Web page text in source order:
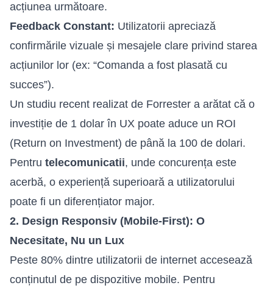
acțiunea următoare.
Feedback Constant: Utilizatorii apreciază
confirmările vizuale și mesajele clare privind starea
acțiunilor lor (ex: “Comanda a fost plasată cu
succes”).
Un studiu recent realizat de Forrester a arătat că o
investiție de 1 dolar în UX poate aduce un ROI
(Return on Investment) de până la 100 de dolari.
Pentru telecomunicatii, unde concurența este
acerbă, o experiență superioară a utilizatorului
poate fi un diferențiator major.
2. Design Responsiv (Mobile-First): O
Necesitate, Nu un Lux
Peste 80% dintre utilizatorii de internet accesează
conținutul de pe dispozitive mobile. Pentru